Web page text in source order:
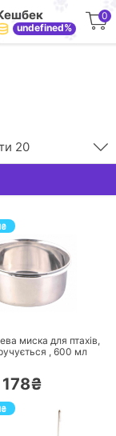
undefined%
0
20
₴
ПЕРЕЙТИ
миска для птахів,
, 600 мл
178₴
₴